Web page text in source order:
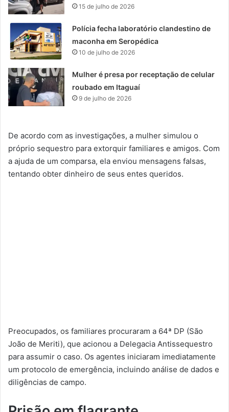
15 de julho de 2026
Polícia fecha laboratório clandestino de
maconha em Seropédica
10 de julho de 2026
Mulher é presa por receptação de celular
roubado em Itaguaí
9 de julho de 2026
De acordo com as investigações, a mulher simulou o
próprio sequestro para extorquir familiares e amigos. Com
a ajuda de um comparsa, ela enviou mensagens falsas,
tentando obter dinheiro de seus entes queridos.
Preocupados, os familiares procuraram a 64ª DP (São
João de Meriti), que acionou a Delegacia Antissequestro
para assumir o caso. Os agentes iniciaram imediatamente
um protocolo de emergência, incluindo análise de dados e
diligências de campo.